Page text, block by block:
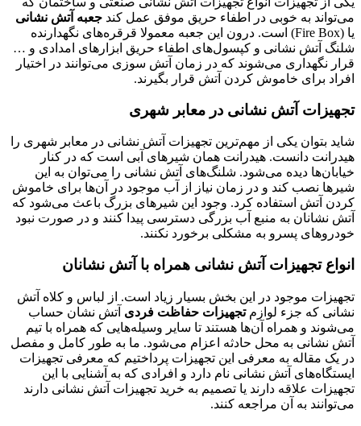
می‌تواند به خوبی در اطفاء حریق موفق عمل کند جعبه آتش نشانی
یا (Fire Box) است. درون این جعبه معمولا قرقره‌های نگهدارنده
شلنگ آتش نشانی و کپسول‌های اطفاء حریق ابزارهای امدادی و …
قرار نگهداری می‌شوند که در زمان آتش سوزی می‌توانند در اختیار
افراد برای خاموش کردن آتش قرار بگیرند.
تجهیزات آتش نشانی در معابر شهری
شاید بتوان یکی از مهم‌ترین تجهیزات آتش نشانی در معابر شهری را
هیدرانت دانست. هیدرانت همان شیرهای آبی است که در کنار
خیابان‌ها دیده می‌شود. شلنگ‌های آتش نشانی را می‌توان به این
شیرها نصب کند و در زمان نیاز از آب موجود در آن‌ها برای خاموش
کردن آتش استفاده کرد. وجود این شیرهای بزرگ باعث می‌شود که
آتش نشانان به منبع آب بزرگی دسترسی پیدا کنند و در صورت نبود
خودروهای پسرو به مشکلی برخورد نکنند.
انواع تجهیزات آتش نشانی همراه با آتش نشانان
تجهیزات موجود در این بخش بسیار زیاد است. از لباس و کلاه آتش
نشانی که جزء لوازمتجهیزات حفاظت فردی آتش نشان حساب
می‌شوند و همراه آن‌ها هستند تا سایر وسیله‌هایی که همراه با تیم
آتش نشانی به محل حادثه اعزام می‌شود. ما به طور کامل و مفصل
در یک مقاله به معرفی این تجهیزات پرداختیم که معرفی تجهیزات
ایستگاه‌های آتش نشانی نام دارد و افرادی که به آشنایی با این
تجهیزات علاقه دارند یا تصمیم به خرید تجهیزات آتش نشانی دارند
می‌توانند به آن مراجعه کنند.